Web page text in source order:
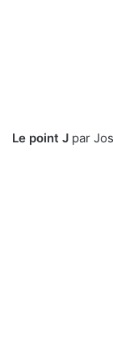
Le point J par